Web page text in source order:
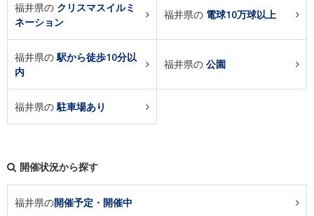
福井県の クリスマスイルミ
ネーション
福井県の 電球10万球以上
福井県の駅から徒歩10分以
内
福井県の 公園
福井県の駐車場あり
開催状況から探す
福井県の開催予定・開催中